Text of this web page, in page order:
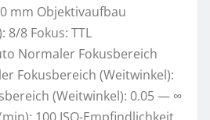
mm Objektivaufbau
8/8 Fokus: TTL
Normaler Fokusbereich
Fokusbereich (Weitwinkel):
(Weitwinkel): 0.05 — ∞